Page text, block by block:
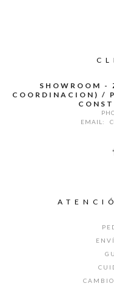
SHOWROOM -
COORDINACION) /
EMAIL: